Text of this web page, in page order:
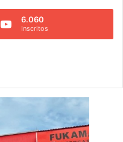
6.060
Inscritos